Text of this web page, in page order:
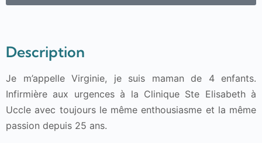
Description
Je m’appelle Virginie, je suis maman de 4 enfants.
Infirmière aux urgences à la Clinique Ste Elisabeth à
Uccle avec toujours le même enthousiasme et la même
passion depuis 25 ans.